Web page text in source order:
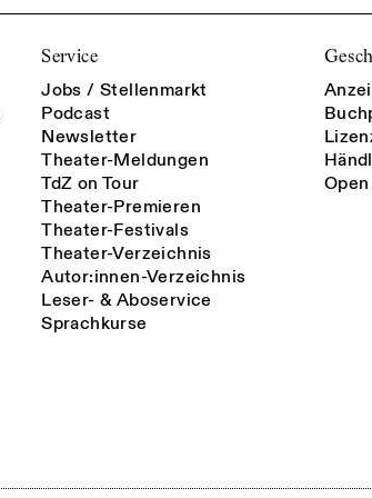
Service
Jobs / Stellenmarkt
Podcast
Newsletter
Theater-Meldungen
TdZ on Tour
Theater-Premieren
Theater-Festivals
Theater-Verzeichnis
Autor:innen-Verzeichnis
Leser- & Aboservice
Sprachkurse